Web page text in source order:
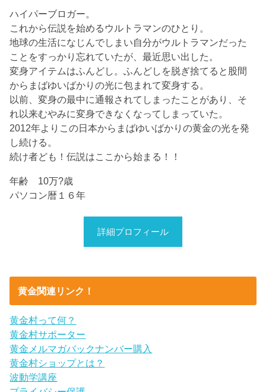
ハイパーブロガー。
これから伝説を始めるウルトラマンのひとり。
地球の生活になじんでしまい自分がウルトラマンだった
ことをすっかり忘れていたが、最近思い出した。
変身アイテムはふんどし。ふんどしを脱ぎ捨てると股間
からまばゆいばかりの光に包まれて変身する。
以前、変身の最中に通報されてしまったことがあり、そ
れ以来むやみに変身できなくなってしまっていた。
2012年よりこの日本からまばゆいばかりの黄金の光を発
し続ける。
続け者ども！伝説はここから始まる！！
年齢 10万?歳
パソコン暦１６年
詳細プロフィール
黄金関連リンク！
黄金村って何？
黄金村サポーター
黄金メルマガバックナンバー購入
黄金村ショップとは？
波動学講座